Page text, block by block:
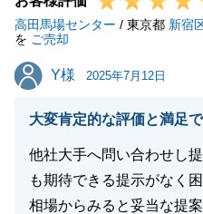
また何かお困りのことが
気軽にご相談ください。
今後とも、よろしくお願い
閉
高田馬場センター / 東京都 新宿
を ご売却
Y様
Y様 2025年7月12日
大変肯定的な評価と満足
他社大手へ問い合わせし
も期待できる提示がなく
相場からみると妥当な提